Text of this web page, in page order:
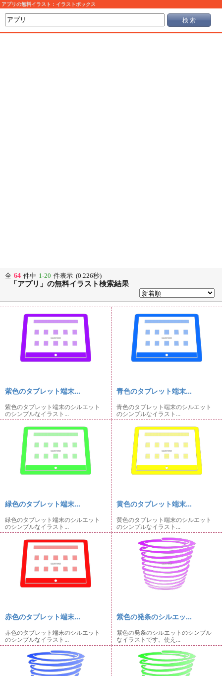
アプリの無料イラスト：イラストボックス
検 索
全 64 件中 1-20 件表示 (0.226秒)
「アプリ」の無料イラスト検索結果
紫色のタブレット端末...
紫色のタブレット端末のシルエット
のシンプルなイラスト...
青色のタブレット端末...
青色のタブレット端末のシルエット
のシンプルなイラスト...
緑色のタブレット端末...
緑色のタブレット端末のシルエット
のシンプルなイラスト...
黄色のタブレット端末...
黄色のタブレット端末のシルエット
のシンプルなイラスト...
赤色のタブレット端末...
赤色のタブレット端末のシルエット
のシンプルなイラスト...
紫色の発条のシルエッ...
紫色の発条のシルエットのシンプル
なイラストです。使え...